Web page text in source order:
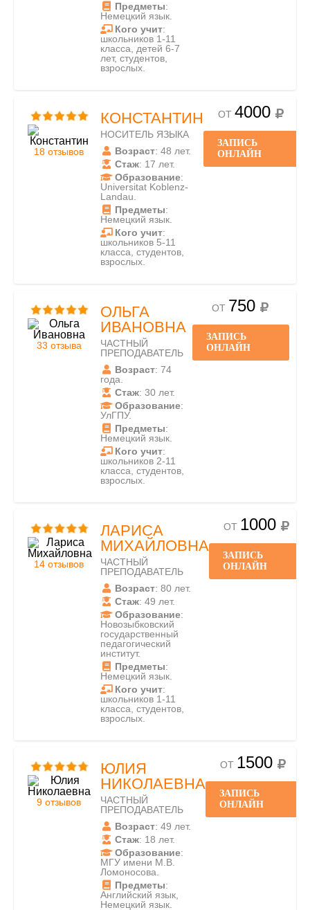
Предметы:
Немецкий язык.
Кого учит:
школьников 1-11
класса, детей 6-7
лет, студентов,
взрослых.
18 отзывов
КОНСТАНТИН
НОСИТЕЛЬ ЯЗЫКА
Возраст: 48 лет.
Стаж: 17 лет.
Образование:
Universitat Koblenz-
Landau.
Предметы:
Немецкий язык.
Кого учит:
школьников 5-11
класса, студентов,
взрослых.
ОТ 4000
ЗАПИСЬ
ОНЛАЙН
33 отзыва
ОЛЬГА
ИВАНОВНА
ЧАСТНЫЙ
ПРЕПОДАВАТЕЛЬ
Возраст: 74
года.
Стаж: 30 лет.
Образование:
УлГПУ.
Предметы:
Немецкий язык.
Кого учит:
школьников 2-11
класса, студентов,
взрослых.
ОТ 750
ЗАПИСЬ
ОНЛАЙН
14 отзывов
ЛАРИСА
МИХАЙЛОВНА
ЧАСТНЫЙ
ПРЕПОДАВАТЕЛЬ
Возраст: 80 лет.
Стаж: 49 лет.
Образование:
Новозыбковский
государственный
педагогический
институт.
Предметы:
Немецкий язык.
Кого учит:
школьников 1-11
класса, студентов,
взрослых.
ОТ 1000
ЗАПИСЬ
ОНЛАЙН
9 отзывов
ЮЛИЯ
НИКОЛАЕВНА
ЧАСТНЫЙ
ПРЕПОДАВАТЕЛЬ
Возраст: 49 лет.
Стаж: 18 лет.
Образование:
МГУ имени М.В.
Ломоносова.
Предметы:
Английский язык,
Немецкий язык.
ОТ 1500
ЗАПИСЬ
ОНЛАЙН